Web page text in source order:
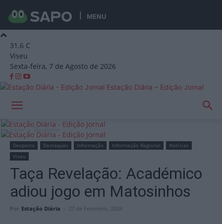
MENU
31.6 C
Viseu
Sexta-feira, 7 de Agosto de 2026
Estação Diária – Edição Jornal
Início Desporto
Desporto Destaques Informação Informação Regional
Notícias
Viseu
Taça Revelação: Académico
adiou jogo em Matosinhos
Por Estação Diária - 27 de Fevereiro, 2024